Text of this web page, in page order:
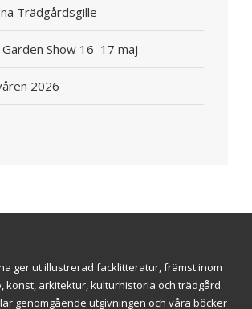
Trädgårdsgille
Show 16–17 maj
2026
ger ut illustrerad facklitteratur, främst inom
konst, arkitektur, kulturhistoria och trädgård.
genomgående utgivningen och våra böcker